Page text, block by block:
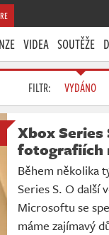
VIDEA SOUTĚŽE
FILTR: VYDÁNO
Xbox
fotografiích
Během několika
Series S. O další
Microsoftu se
máme zajímavý